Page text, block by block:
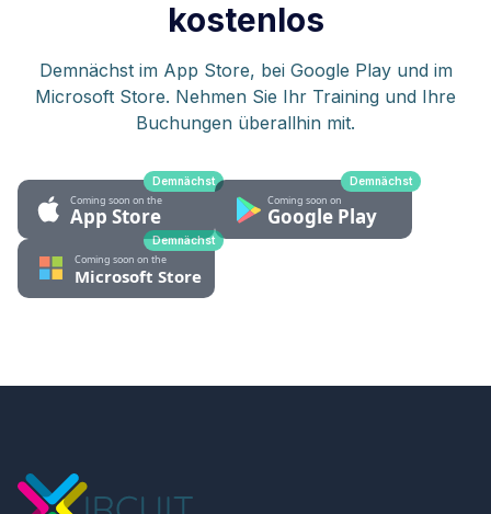
kostenlos
Demnächst im App Store, bei Google Play und im
Microsoft Store. Nehmen Sie Ihr Training und Ihre
Buchungen überallhin mit.
Demnächst Demnächst
Demnächst